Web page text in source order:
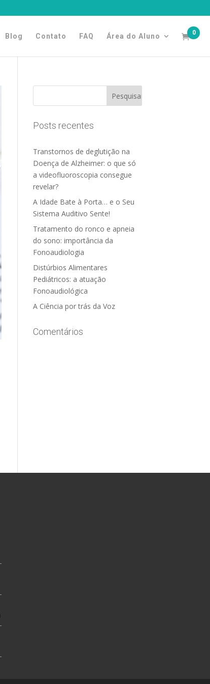
Blog Contato FAQ Área do Aluno 0
Posts recentes
Transtornos de deglutição na
Doença de Alzheimer: o que só
a videofluoroscopia consegue
revelar?
A Idade Bate à Porta… e o Seu
Sistema Auditivo Sente!
Tratamento do ronco e apneia
do sono: importância da
Fonoaudiologia
Distúrbios Alimentares
Pediátricos: a atuação
Fonoaudiológica
A Ciência por trás da Voz
Comentários